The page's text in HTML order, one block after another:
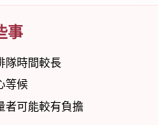
事
隊時間較長
等候
者可能較有負擔